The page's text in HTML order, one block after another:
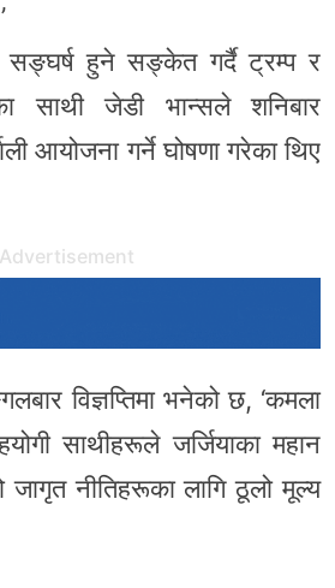
सङ्घर्ष हुने सङ्केत गर्दै ट्रम्प र
साथी जेडी भान्सले शनिबार
आयोजना गर्ने घोषणा गरेका थिए
Advertisement
विज्ञप्तिमा भनेको छ, ‘कमला
साथीहरूले जर्जियाका महान
नीतिहरूका लागि ठूलो मूल्य